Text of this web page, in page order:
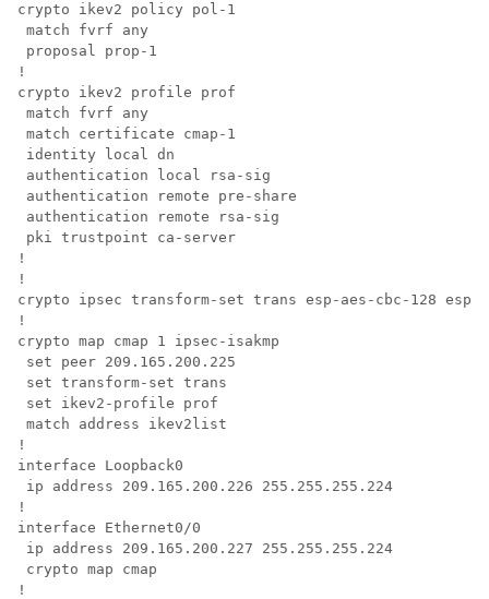
crypto ikev2 policy pol-1
match fvrf any
proposal prop-1
!
crypto ikev2 profile prof
match fvrf any
match certificate cmap-1
identity local dn
authentication local rsa-sig
authentication remote pre-share
authentication remote rsa-sig
pki trustpoint ca-server
!
!
crypto ipsec transform-set trans esp-aes-cbc-128 esp-
!
crypto map cmap 1 ipsec-isakmp
set peer 209.165.200.225
set transform-set trans
set ikev2-profile prof
match address ikev2list
!
interface Loopback0
ip address 209.165.200.226 255.255.255.224
!
interface Ethernet0/0
ip address 209.165.200.227 255.255.255.224
crypto map cmap
!